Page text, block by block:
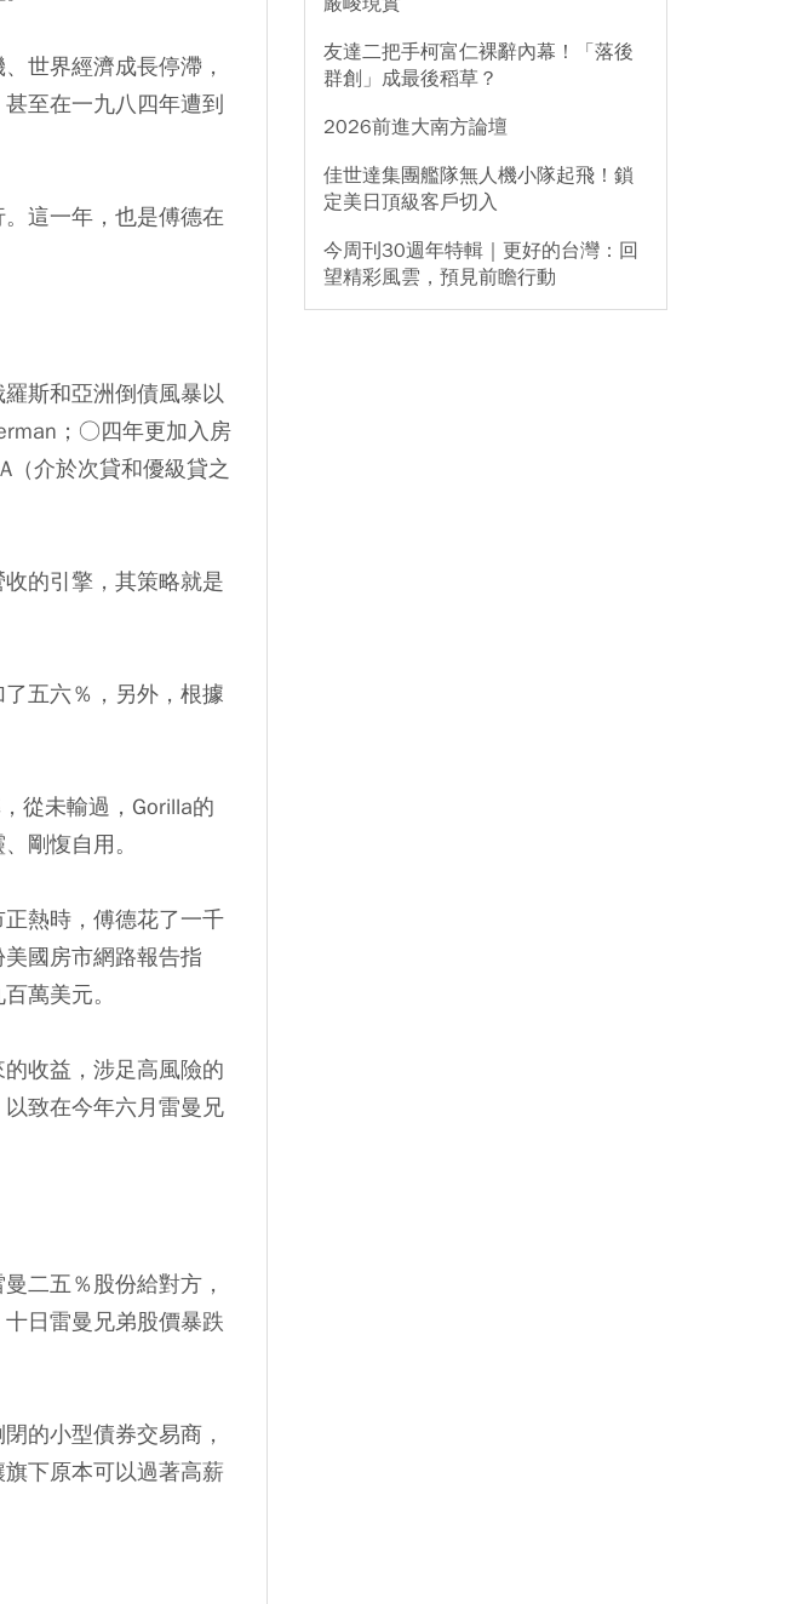
世界經濟成長停滯，
至在一九八四年遭到
這一年，也是傅德在
斯和亞洲倒債風暴以
；○四年更加入房
（介於次貸和優級貸之
的引擎，其策略就是
五六％，另外，根據
從未輸過，Gorilla的
剛愎自用。
熱時，傅德花了一千
國房市網路報告指
萬美元。
收益，涉足高風險的
致在今年六月雷曼兄
二五％股份給對方，
日雷曼兄弟股價暴跌
的小型債券交易商，
下原本可以過著高薪
友達二把手柯富仁裸辭內幕！「落後
群創」成最後稻草？
2026前進大南方論壇
佳世達集團艦隊無人機小隊起飛！鎖
定美日頂級客戶切入
今周刊30週年特輯｜更好的台灣：回
望精彩風雲，預見前瞻行動